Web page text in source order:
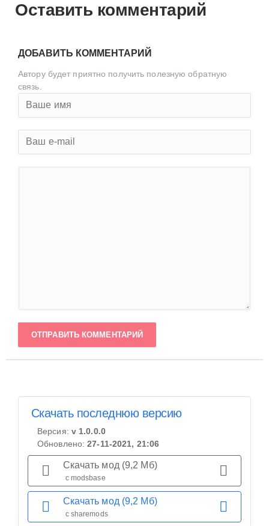
Оставить комментарий
ДОБАВИТЬ КОММЕНТАРИЙ
Автору будет приятно получить полезную обратную
связь.
ОТПРАВИТЬ КОММЕНТАРИЙ
Скачать последнюю версию
Версия: v 1.0.0.0
Обновлено:27-11-2021, 21:06
Скачать мод (9,2 Мб)
с modsbase
Скачать мод (9,2 Мб)
с sharemods